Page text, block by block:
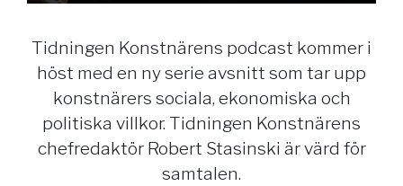
Tidningen Konstnärens podcast kommer i
höst med en ny serie avsnitt som tar upp
konstnärers sociala, ekonomiska och
politiska villkor. Tidningen Konstnärens
chefredaktör Robert Stasinski är värd för
samtalen.